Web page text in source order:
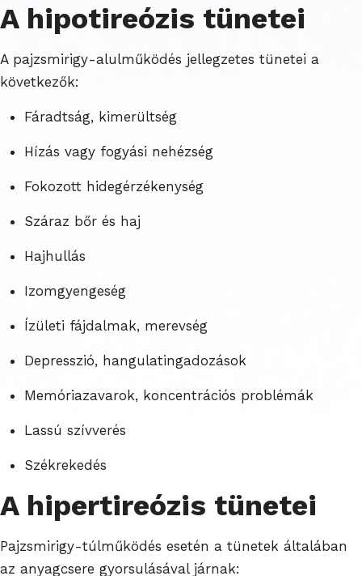
A hipotireózis tünetei
A pajzsmirigy-alulműködés jellegzetes tünetei a
következők:
Fáradtság, kimerültség
Hízás vagy fogyási nehézség
Fokozott hidegérzékenység
Száraz bőr és haj
Hajhullás
Izomgyengeség
Ízületi fájdalmak, merevség
Depresszió, hangulatingadozások
Memóriazavarok, koncentrációs problémák
Lassú szívverés
Székrekedés
A hipertireózis tünetei
Pajzsmirigy-túlműködés esetén a tünetek általában
az anyagcsere gyorsulásával járnak: